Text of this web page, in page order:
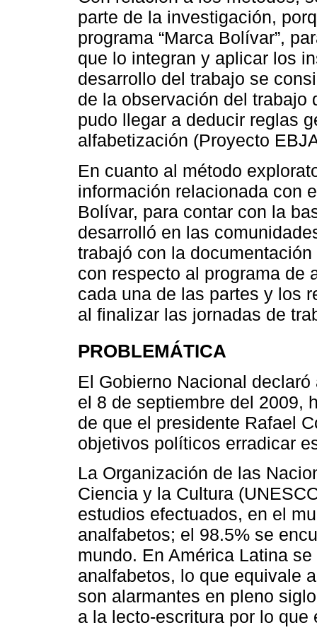
parte de la investigación,
programa “Marca Bolívar”,
que lo integran y aplicar los
desarrollo del trabajo se
de la observación del trabajo
pudo llegar a deducir reglas
alfabetización (Proyecto
En cuanto al método
información relacionada con
Bolívar, para contar con la
desarrolló en las
trabajó con la
con respecto al programa de
cada una de las partes y los
al finalizar las jornadas de
PROBLEMÁTICA
El Gobierno Nacional
el 8 de septiembre del 2009,
de que el presidente Rafael
objetivos políticos erradicar
La Organización de las
Ciencia y la Cultura
estudios efectuados, en el
analfabetos; el 98.5% se
mundo. En América Latina
analfabetos, lo que equivale
son alarmantes en pleno
a la lecto-escritura por lo